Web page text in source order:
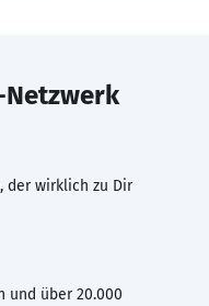
Netzwerk
der wirklich zu Dir
und über 20.000